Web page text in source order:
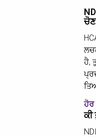
ਹੈ,
ਹੋਰ
ਕੀ